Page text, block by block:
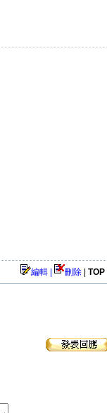
編輯 | 刪除 TOP